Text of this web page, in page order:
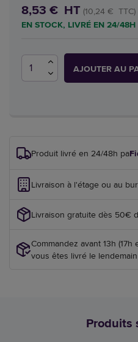
8,53 € HT (10,24 € TTC)
EN STOCK, LIVRÉ EN 24/48H
AJOUTER AU
Produit livré en 24/48h par
Livraison à l'étage ou au
Livraison gratuite dès 50€
Commandez avant 13h
vous êtes livré le
Produits